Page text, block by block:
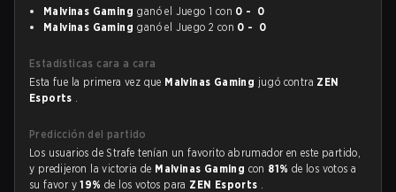
Malvinas Gaming ganó el Juego 1 con 0 - 0
Malvinas Gaming ganó el Juego 2 con 0 - 0
Estadísticas cara a cara
Esta fue la primera vez que Malvinas Gaming jugó contra ZEN
Esports .
Predicción del partido
Los usuarios de Strafe tenían un favorito abrumador en este partido,
y predijeron la victoria de Malvinas Gaming con 81% de los votos a
su favor y19%de los votos para ZEN Esports .